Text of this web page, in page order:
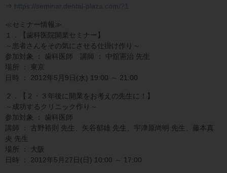
⇒ https://seminar.dental-plaza.com/?1
≪セミナー情報≫
１．【歯科医院開業セミナー】
～患者さんをその気にさせる仕掛け作り～
参加対象 ： 歯科医師 講師 ： 中舘憲治 先生
場所 ： 東京
日時 ： 2012年5月9日(水) 19:00 ～ 21:00
２．【２・３年後に開業をお考えの先生に！】
～成功するクリニック作り～
参加対象 ： 歯科医師
講師 ： 古野裕則 先生、矢谷郁雄 先生、宇津原尚明 先生、藤本真
央 先生
場所 ： 大阪
日時 ： 2012年5月27日(日) 10:00 ～ 17:00